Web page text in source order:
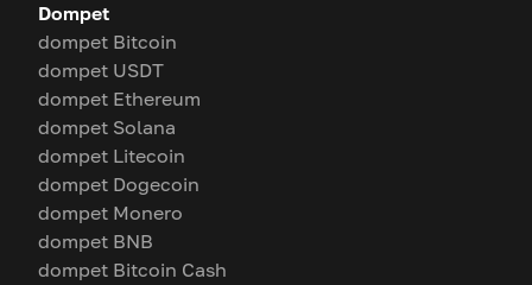
Dompet
dompet Bitcoin
dompet USDT
dompet Ethereum
dompet Solana
dompet Litecoin
dompet Dogecoin
dompet Monero
dompet BNB
dompet Bitcoin Cash